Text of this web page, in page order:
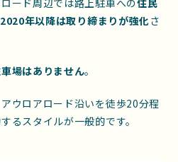
年以降は取り締まりが強化さ
場はありません。
ウロアロード沿いを徒歩20分程
るスタイルが一般的です。